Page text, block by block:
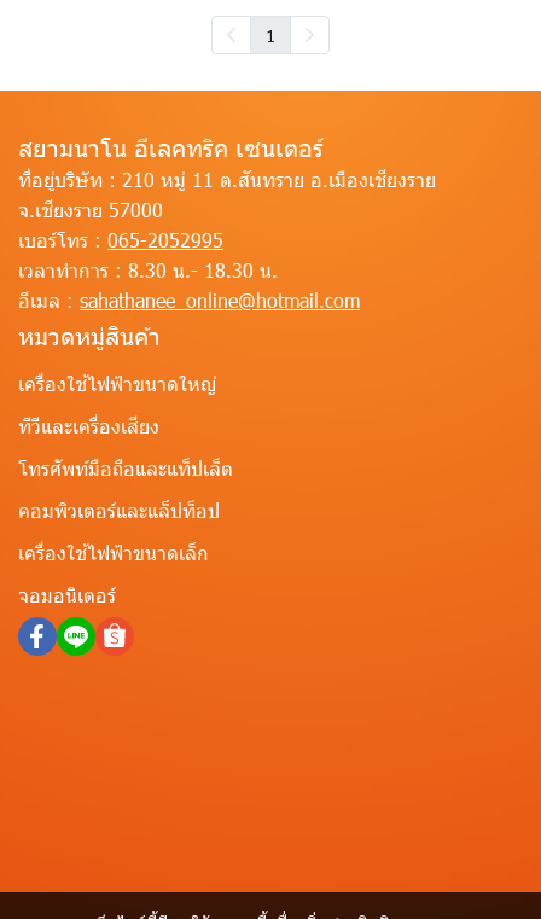
1
สยามนาโน อีเลคทริค เซนเตอร์
ที่อยู่บริษัท : 210 หมู่ 11 ต.สันทราย อ.เมืองเชียงราย
จ.เชียงราย 57000
เบอร์โทร : 065-2052995
เวลาทำการ : 8.30 น.- 18.30 น.
อีเมล : sahathanee_online@hotmail.com
หมวดหมู่สินค้า
เครื่องใช้ไฟฟ้าขนาดใหญ่
ทีวีและเครื่องเสียง
โทรศัพท์มือถือและแท็ปเล็ต
คอมพิวเตอร์และแล็ปท็อป
เครื่องใช้ไฟฟ้าขนาดเล็ก
จอมอนิเตอร์